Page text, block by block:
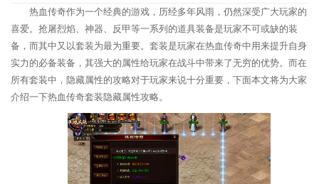
热血传奇作为一个经典的游戏，历经多年风雨，仍然深受广大玩家的
喜爱。抢屠烈焰、神器、反甲等一系列的道具装备是玩家不可或缺的装
备，而其中又以套装为最为重要。套装是玩家在热血传奇中用来提升自身
实力的必备装备，其强大的属性给玩家在战斗中带来了无穷的优势。而在
所有套装中，隐藏属性的攻略对于玩家来说十分重要，下面本文将为大家
介绍一下热血传奇套装隐藏属性攻略。